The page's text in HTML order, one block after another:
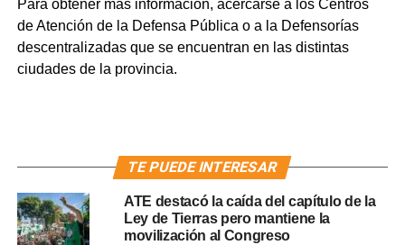
Para obtener más información, acercarse a los Centros
de Atención de la Defensa Pública o a la Defensorías
descentralizadas que se encuentran en las distintas
ciudades de la provincia.
TE PUEDE INTERESAR
ATE destacó la caída del capítulo de la
Ley de Tierras pero mantiene la
movilización al Congreso